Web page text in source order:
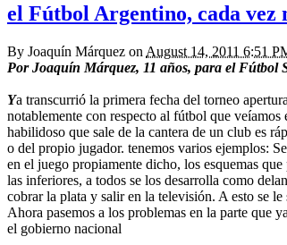
el Fútbol Argentino, cada vez
By Joaquín Márquez on August 14, 2011 6:51
Por Joaquín Márquez, 11 años, para el Fútbol
Ya transcurrió la primera fecha del torneo
notablemente con respecto al fútbol que
habilidoso que sale de la cantera de un club es
o del propio jugador. tenemos varios ejemplos:
en el juego propiamente dicho, los esquemas
las inferiores, a todos se los desarrolla como
cobrar la plata y salir en la televisión. A esto se
Ahora pasemos a los problemas en la parte que
el gobierno nacional